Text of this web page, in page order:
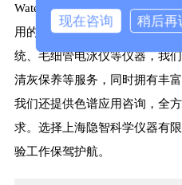
Waters、Agilent、GE、Cytiva
用的Agilent数字万用表，还是
统、毛细管电泳仪等仪器，我
清灰保养等服务，同时拥有丰
我们还提供色谱应用咨询，全
求。选择上海隐智科学仪器有
验工作保驾护航。
现在咨询 稍后再